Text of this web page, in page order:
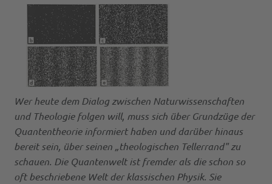
Wer heute dem Dialog zwischen Naturwissenschaften
und Theologie folgen will, muss sich über Grundzüge der
Quantentheorie informiert haben und darüber hinaus
bereit sein, über seinen „theologischen Tellerrand" zu
schauen. Die Quantenwelt ist fremder als die schon so
oft beschriebene Welt der klassischen Physik. Sie